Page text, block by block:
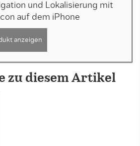
und Lokalisierung mit
auf dem iPhone
anzeigen
zu diesem Artikel